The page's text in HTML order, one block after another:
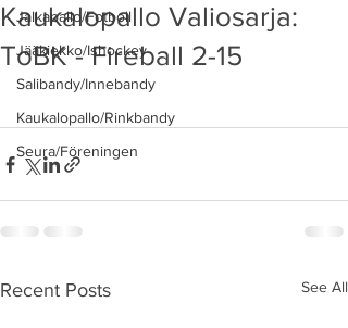
Jalkapallo/Fotboll
Jääkiekko/Ishockey
Salibandy/Innebandy
Kaukalopallo/Rinkbandy
Seura/Föreningen
Kaukalopallo Valiosarja:
ToBK - Fireball 2-15
Recent Posts See All